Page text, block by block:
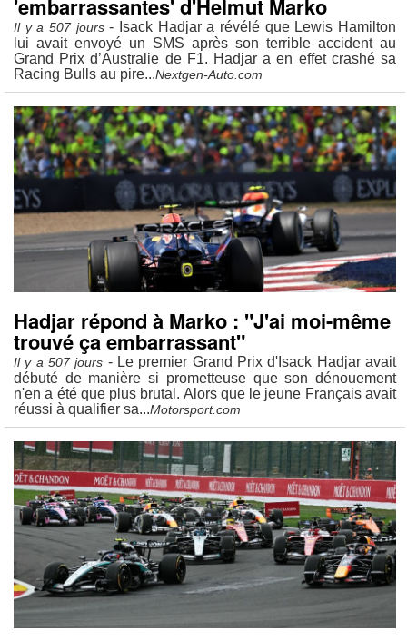
'embarrassantes' d'Helmut Marko
Il y a 507 jours- Isack Hadjar a révélé que Lewis Hamilton
lui avait envoyé un SMS après son terrible accident au
Grand Prix d’Australie de F1. Hadjar a en effet crashé sa
Racing Bulls au pire...Nextgen-Auto.com
Hadjar répond à Marko : "J'ai moi-même
trouvé ça embarrassant"
Il y a 507 jours - Le premier Grand Prix d'Isack Hadjar avait
débuté de manière si prometteuse que son dénouement
n'en a été que plus brutal. Alors que le jeune Français avait
réussi à qualifier sa...Motorsport.com